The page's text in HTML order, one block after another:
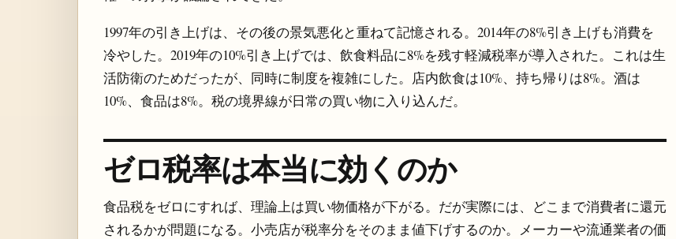
1997年の引き上げは、その後の景気悪化と重ねて記憶される。2014年の8%引き上げも消費を
冷やした。2019年の10%引き上げでは、飲食料品に8%を残す軽減税率が導入された。これは生
活防衛のためだったが、同時に制度を複雑にした。店内飲食は10%、持ち帰りは8%。酒は
10%、食品は8%。税の境界線が日常の買い物に入り込んだ。
ゼロ税率は本当に効くのか
食品税をゼロにすれば、理論上は買い物価格が下がる。だが実際には、どこまで消費者に還元
されるかが問題になる。小売店が税率分をそのまま値下げするのか。メーカーや流通業者の価